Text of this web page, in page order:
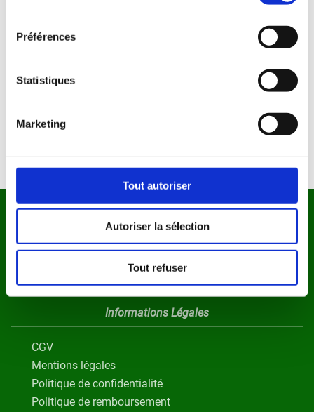
Préférences
Statistiques
Marketing
Tout autoriser
Autoriser la sélection
Tout refuser
En continuant vous acceptez nos C.G.V et Charte de confidentialité
Nos Réseaux Sociaux
Informations Légales
CGV
Mentions légales
Politique de confidentialité
Politique de remboursement